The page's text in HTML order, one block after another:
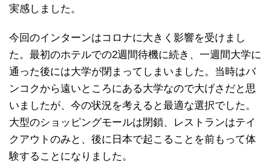
実感しました。
今回のインターンはコロナに大きく影響を受けまし
た。最初のホテルでの2週間待機に続き、一週間大学に
通った後には大学が閉まってしまいました。当時はバ
ンコクから遠いところにある大学なので大げさだと思
いましたが、今の状況を考えると最適な選択でした。
大型のショッピングモールは閉鎖、レストランはテイ
クアウトのみと、後に日本で起こることを前もって体
験することになりました。